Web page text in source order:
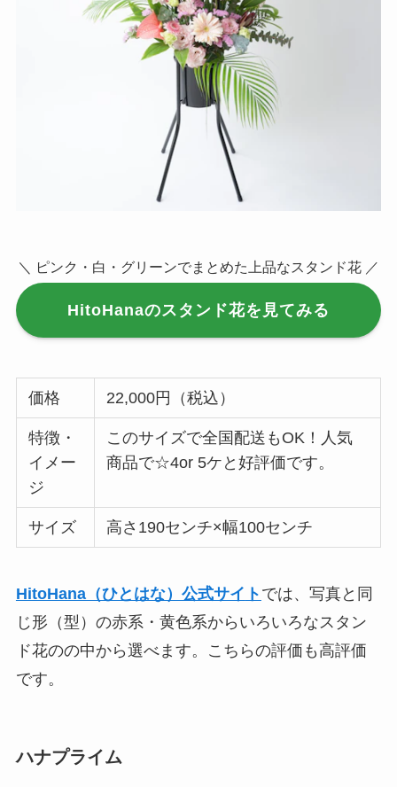
＼ ピンク・白・グリーンでまとめた上品なスタンド花 ／
HitoHanaのスタンド花を見てみる
価格 22,000円（税込）
特徴・
イメー
ジ
このサイズで全国配送もOK！人気
商品で☆4or 5ケと好評価です。
サイズ 高さ190センチ×幅100センチ
HitoHana（ひとはな）公式サイ ト では、写真と同
じ形（型）の赤系・黄色系からいろいろなスタン
ド花のの中から選べます。こちらの評価も高評価
です。
ハナプライム